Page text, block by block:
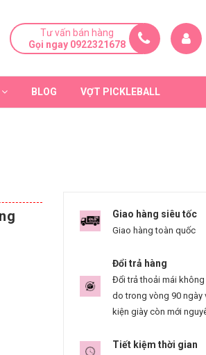
Tư vấn bán hàng
Gọi ngay 0922321678
BLOG VỢT PICKLEBALL
Giao hàng siêu tốc
Giao hàng toàn quốc
Đổi trả hàng
Đổi trả thoải mái không
do trong vòng 90 ngày
kiện giày còn mới
Tiết kiệm thời gian